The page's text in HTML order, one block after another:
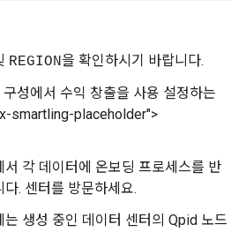
REGION을 확인하시기 바랍니다.
성에서 수익 창출을 사용 설정하는
smartling-placeholder">
서 각 데이터에 온보딩 프로세스를 반
다. 센터를 방문하세요.
는 생성 중인 데이터 센터의 Qpid 노드